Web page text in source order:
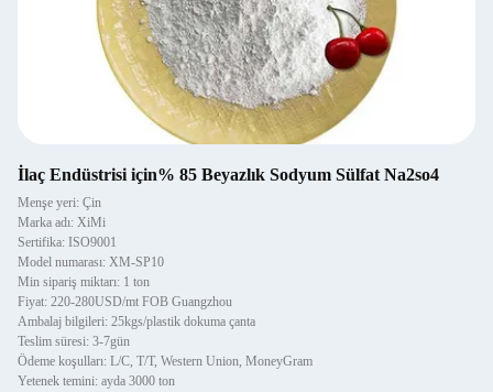
İlaç Endüstrisi için% 85 Beyazlık Sodyum Sülfat Na2so4
Menşe yeri: Çin
Marka adı: XiMi
Sertifika: ISO9001
Model numarası: XM-SP10
Min sipariş miktarı: 1 ton
Fiyat: 220-280USD/mt FOB Guangzhou
Ambalaj bilgileri: 25kgs/plastik dokuma çanta
Teslim süresi: 3-7gün
Ödeme koşulları: L/C, T/T, Western Union, MoneyGram
Yetenek temini: ayda 3000 ton